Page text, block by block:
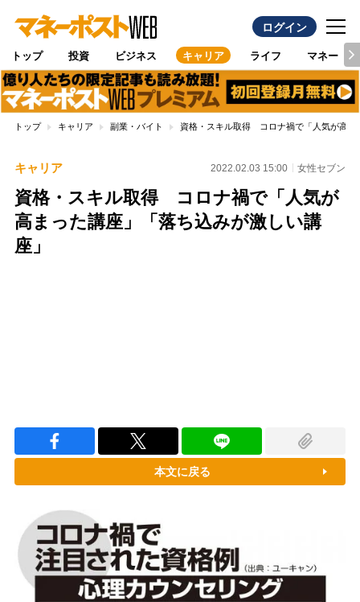
ログイン
トップ 投資 ビジネス キャリア ライフ マネー
トップ キャリア 副業・バイト 資格・スキル取得 コロナ禍で「人気が高ま
キャリア 2022.02.03 15:00 女性セブン
資格・スキル取得 コロナ禍で「人気が
高まった講座」「落ち込みが激しい講
座」
本文に戻る